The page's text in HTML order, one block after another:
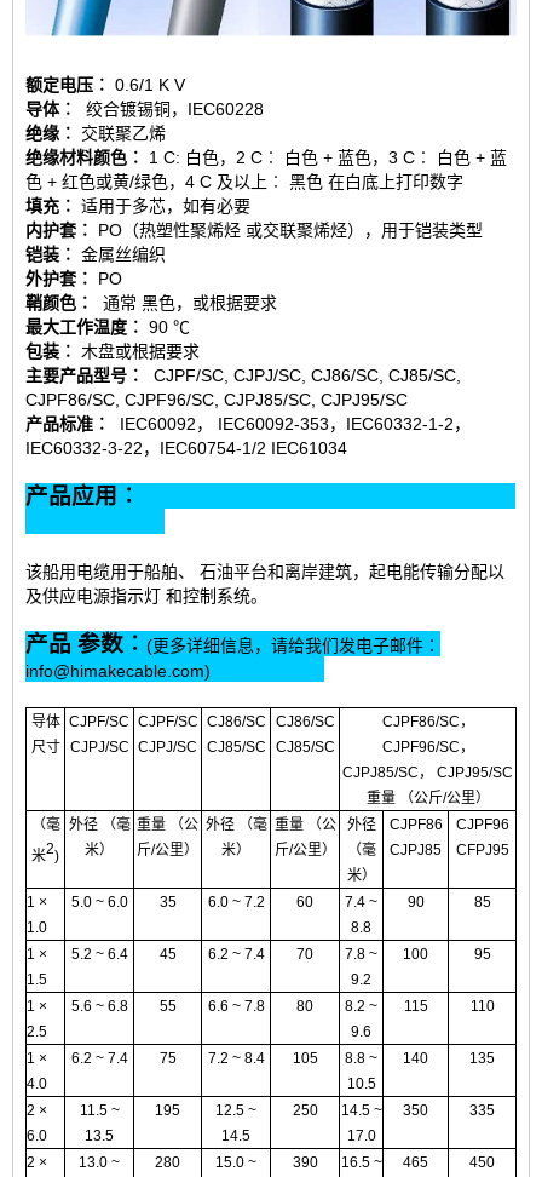
额定电压︰ 0.6/1 K V
导体︰
绞合镀锡铜，IEC60228
绝缘︰
交联聚乙烯
绝缘材料颜色︰ 1 C: 白色，2 C︰ 白色 + 蓝色，3 C︰ 白色 + 蓝
色 + 红色或黄/绿色，4 C 及以上︰ 黑色 在白底上打印数字
填充︰ 适用于多芯，如有必要
内护套︰
PO（热塑性聚烯烃 或交联聚烯烃），用于铠装类型
铠装︰ 金属丝编织
外护套︰
PO
鞘颜色︰
通常 黑色，或根据要求
最大工作温度︰ 90 ℃
包装︰
木盘或根据要求
主要产品型号︰
CJPF/SC, CJPJ/SC, CJ86/SC, CJ85/SC,
CJPF86/SC, CJPF96/SC, CJPJ85/SC, CJPJ95/SC
产品标准︰
IEC60092， IEC60092-353，IEC60332-1-2，
IEC60332-3-22，IEC60754-1/2 IEC61034
产品应用︰
该船用电缆用于船舶、 石油平台和离岸建筑，起电能传输分配以
及供应电源指示灯 和控制系统。
产品 参数︰ (更多详细信息，请给我们发电子邮件︰
info@himakecable.com)
导体
尺寸
CJPF/SC
CJPJ/SC
CJPF/SC
CJPJ/SC
CJ86/SC
CJ85/SC
CJ86/SC
CJ85/SC
CJPF86/SC，
CJPF96/SC，
CJPJ85/SC， CJPJ95/SC
重量 （公斤/公里）
（毫
米2)
外径 （毫
米）
重量 （公
斤/公里）
外径 （毫
米）
重量 （公
斤/公里）
外径
（毫
米）
CJPF86
CJPJ85
CJPF96
CFPJ95
1 ×
1.0
5.0 ~ 6.0 35 6.0 ~ 7.2 60
7.4 ~
8.8
90 85
1 ×
1.5
5.2 ~ 6.4 45 6.2 ~ 7.4 70
7.8 ~
9.2
100 95
1 ×
2.5
5.6 ~ 6.8 55 6.6 ~ 7.8 80
8.2 ~
9.6
115 110
1 ×
4.0
6.2 ~ 7.4 75 7.2 ~ 8.4 105
8.8 ~
10.5
140 135
2 ×
6.0
11.5 ~
13.5
195
12.5 ~
14.5
250
14.5 ~
17.0
350 335
2 × 13.0 ~ 280 15.0 ~ 390 16.5 ~ 465 450